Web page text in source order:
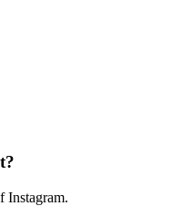
Instagram.